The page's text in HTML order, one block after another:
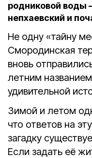
родниковой воды
непхаевский и
Не одну «тайну
Смородинская
вновь
летним
удивительной
Зимой и летом
что ответов на
загадку
Если задать её